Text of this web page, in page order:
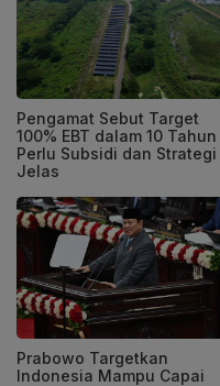
Pengamat Sebut Target
100% EBT dalam 10 Tahun
Perlu Subsidi dan Strategi
Jelas
Prabowo Targetkan
Indonesia Mampu Capai